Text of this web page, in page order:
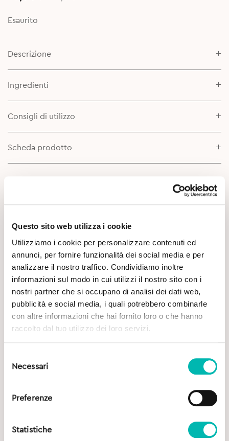
Questo sito web utilizza i cookie
Utilizziamo i cookie per personalizzare contenuti ed
annunci, per fornire funzionalità dei social media e per
analizzare il nostro traffico. Condividiamo inoltre
informazioni sul modo in cui utilizzi il nostro sito con i
nostri partner che si occupano di analisi dei dati web,
pubblicità e social media, i quali potrebbero combinarle
con altre informazioni che hai fornito loro o che hanno
raccolto dal tuo utilizzo dei loro servizi.
delNecessari
Preferenze
Statistiche
was:
is:
Esaurito
Descrizione
Ingredienti
Consigli di utilizzo
Scheda prodotto
Potrebbe Interessarti